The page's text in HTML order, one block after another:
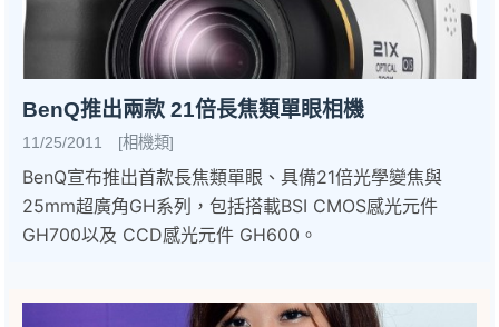
BenQ推出兩款 21倍長焦類單眼相機
11/25/2011 [相機類]
BenQ宣布推出首款長焦類單眼、具備21倍光學變焦與
25mm超廣角GH系列，包括搭載BSI CMOS感光元件
GH700以及 CCD感光元件 GH600。